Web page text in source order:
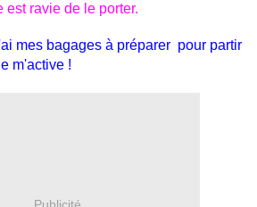
ravie de le porter.
mes bagages à préparer pour partir
m'active !
Publicité